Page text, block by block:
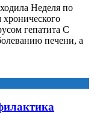
Неделя по
хронического
гепатита С
печени, а